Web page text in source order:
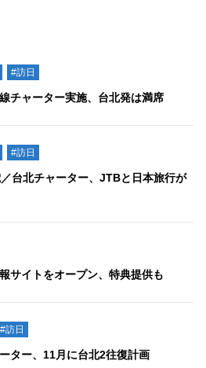
#訪日
チャーター実施、台北発は満席
#訪日
台北チャーター、JTBと日本旅行が
サイトをオープン、特典提供も
#訪日
ター、11月に台北2往復計画